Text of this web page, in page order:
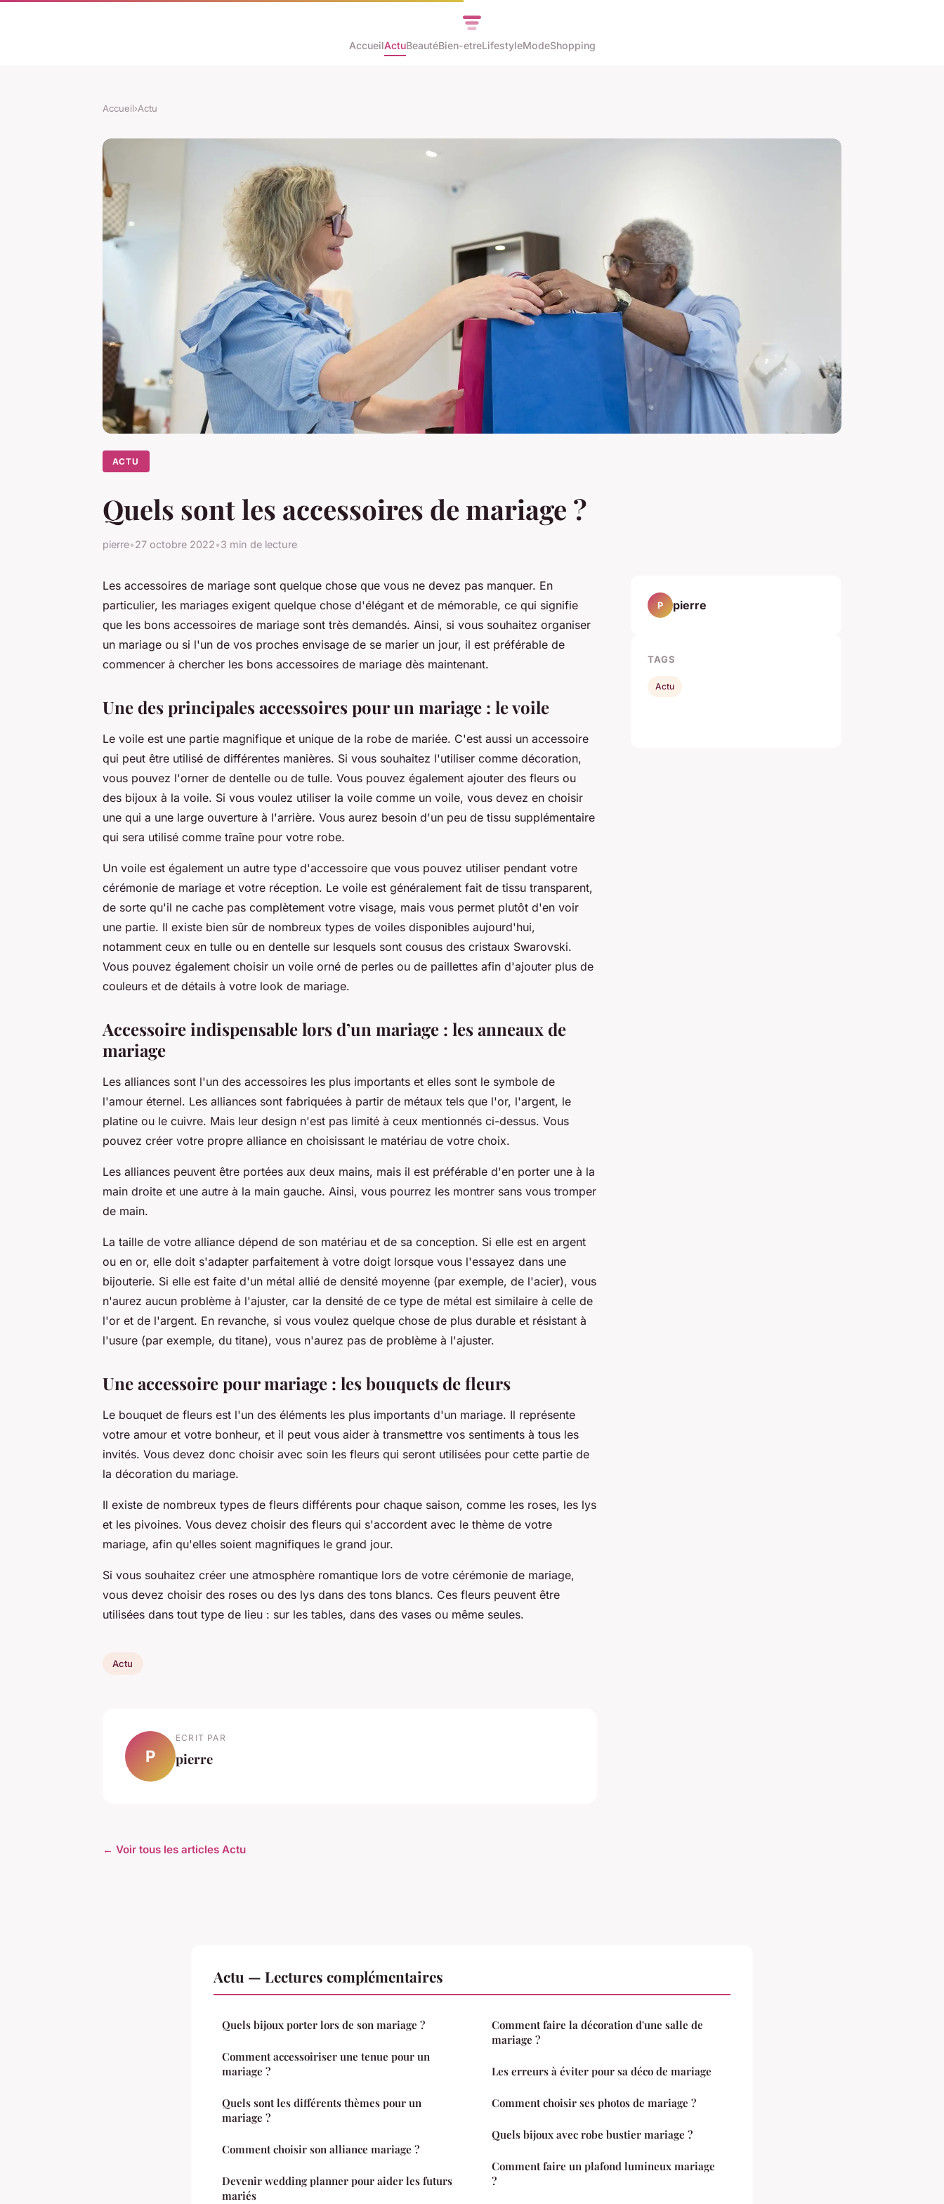
AccueilActuBeautéBien-etreLifestyleModeShopping
Accueil›Actu
ACTU
Quels sont les accessoires de mariage ?
pierre•27 octobre 2022•3 min de lecture
Les accessoires de mariage sont quelque chose que vous ne devez pas manquer. En
particulier, les mariages exigent quelque chose d'élégant et de mémorable, ce qui signifie
que les bons accessoires de mariage sont très demandés. Ainsi, si vous souhaitez organiser
un mariage ou si l'un de vos proches envisage de se marier un jour, il est préférable de
commencer à chercher les bons accessoires de mariage dès maintenant.
Une des principales accessoires pour un mariage : le voile
Le voile est une partie magnifique et unique de la robe de mariée. C'est aussi un accessoire
qui peut être utilisé de différentes manières. Si vous souhaitez l'utiliser comme décoration,
vous pouvez l'orner de dentelle ou de tulle. Vous pouvez également ajouter des fleurs ou
des bijoux à la voile. Si vous voulez utiliser la voile comme un voile, vous devez en choisir
une qui a une large ouverture à l'arrière. Vous aurez besoin d'un peu de tissu supplémentaire
qui sera utilisé comme traîne pour votre robe.
Un voile est également un autre type d'accessoire que vous pouvez utiliser pendant votre
cérémonie de mariage et votre réception. Le voile est généralement fait de tissu transparent,
de sorte qu'il ne cache pas complètement votre visage, mais vous permet plutôt d'en voir
une partie. Il existe bien sûr de nombreux types de voiles disponibles aujourd'hui,
notamment ceux en tulle ou en dentelle sur lesquels sont cousus des cristaux Swarovski.
Vous pouvez également choisir un voile orné de perles ou de paillettes afin d'ajouter plus de
couleurs et de détails à votre look de mariage.
Accessoire indispensable lors d’un mariage : les anneaux de
mariage
Les alliances sont l'un des accessoires les plus importants et elles sont le symbole de
l'amour éternel. Les alliances sont fabriquées à partir de métaux tels que l'or, l'argent, le
platine ou le cuivre. Mais leur design n'est pas limité à ceux mentionnés ci-dessus. Vous
pouvez créer votre propre alliance en choisissant le matériau de votre choix.
Les alliances peuvent être portées aux deux mains, mais il est préférable d'en porter une à la
main droite et une autre à la main gauche. Ainsi, vous pourrez les montrer sans vous tromper
de main.
La taille de votre alliance dépend de son matériau et de sa conception. Si elle est en argent
ou en or, elle doit s'adapter parfaitement à votre doigt lorsque vous l'essayez dans une
bijouterie. Si elle est faite d'un métal allié de densité moyenne (par exemple, de l'acier), vous
n'aurez aucun problème à l'ajuster, car la densité de ce type de métal est similaire à celle de
l'or et de l'argent. En revanche, si vous voulez quelque chose de plus durable et résistant à
l'usure (par exemple, du titane), vous n'aurez pas de problème à l'ajuster.
Une accessoire pour mariage : les bouquets de fleurs
Le bouquet de fleurs est l'un des éléments les plus importants d'un mariage. Il représente
votre amour et votre bonheur, et il peut vous aider à transmettre vos sentiments à tous les
invités. Vous devez donc choisir avec soin les fleurs qui seront utilisées pour cette partie de
la décoration du mariage.
Il existe de nombreux types de fleurs différents pour chaque saison, comme les roses, les lys
et les pivoines. Vous devez choisir des fleurs qui s'accordent avec le thème de votre
mariage, afin qu'elles soient magnifiques le grand jour.
Si vous souhaitez créer une atmosphère romantique lors de votre cérémonie de mariage,
vous devez choisir des roses ou des lys dans des tons blancs. Ces fleurs peuvent être
utilisées dans tout type de lieu : sur les tables, dans des vases ou même seules.
Actu
P
ECRIT PAR
pierre
← Voir tous les articles Actu
P pierre
TAGS
Actu
Actu — Lectures complémentaires
Quels bijoux porter lors de son mariage ?
Comment accessoiriser une tenue pour un
mariage ?
Quels sont les différents thèmes pour un
mariage ?
Comment choisir son alliance mariage ?
Devenir wedding planner pour aider les futurs
mariés
Comment faire la décoration d'une salle de
mariage ?
Les erreurs à éviter pour sa déco de mariage
Comment choisir ses photos de mariage ?
Quels bijoux avec robe bustier mariage ?
Comment faire un plafond lumineux mariage
?